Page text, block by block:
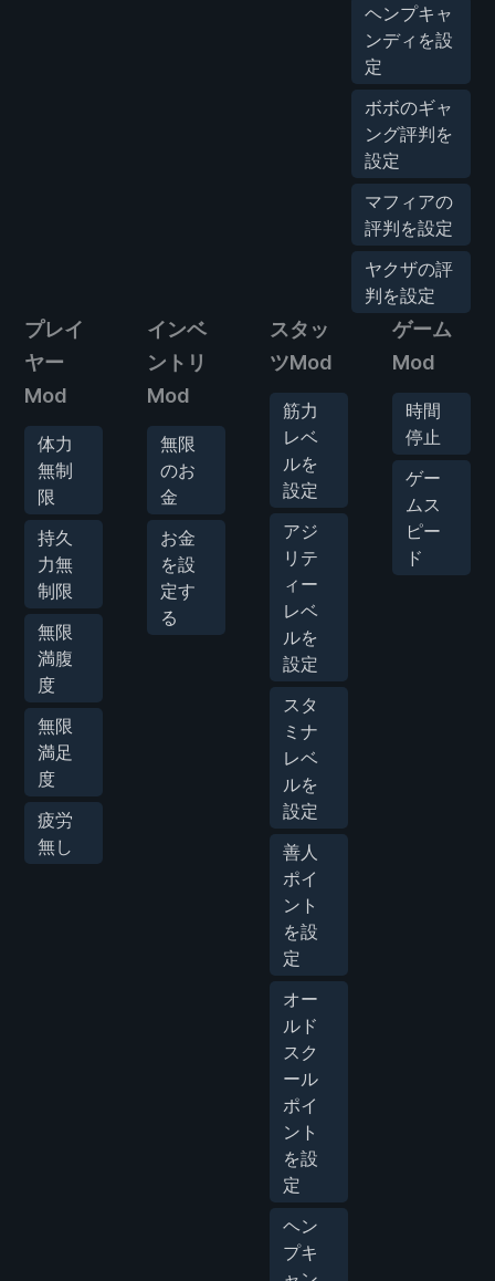
ヘンプキャ
ンディを設
定
ボボのギャ
ング評判を
設定
マフィアの
評判を設定
ヤクザの評
判を設定
プレイ
ヤー
Mod
体力
無制
限
持久
力無
制限
無限
満腹
度
無限
満足
度
疲労
無し
インベ
ントリ
Mod
無限
のお
金
お金
を設
定す
る
スタッ
ツMod
筋力
レベ
ルを
設定
アジ
リテ
ィー
レベ
ルを
設定
スタ
ミナ
レベ
ルを
設定
善人
ポイ
ント
を設
定
オー
ルド
スク
ール
ポイ
ント
を設
定
ヘン
プキ
ゲーム
Mod
時間
停止
ゲー
ムス
ピー
ド